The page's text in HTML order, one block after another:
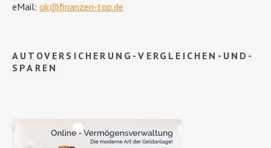
eMail: ok@finanzen-top.de
AUTOVERSICHERUNG-VERGLEICHEN-UND-
SPAREN